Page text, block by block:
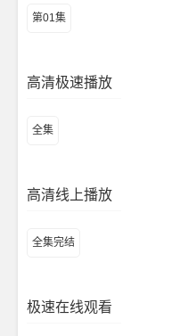
第01集
高清极速播放
全集
高清线上播放
全集完结
极速在线观看